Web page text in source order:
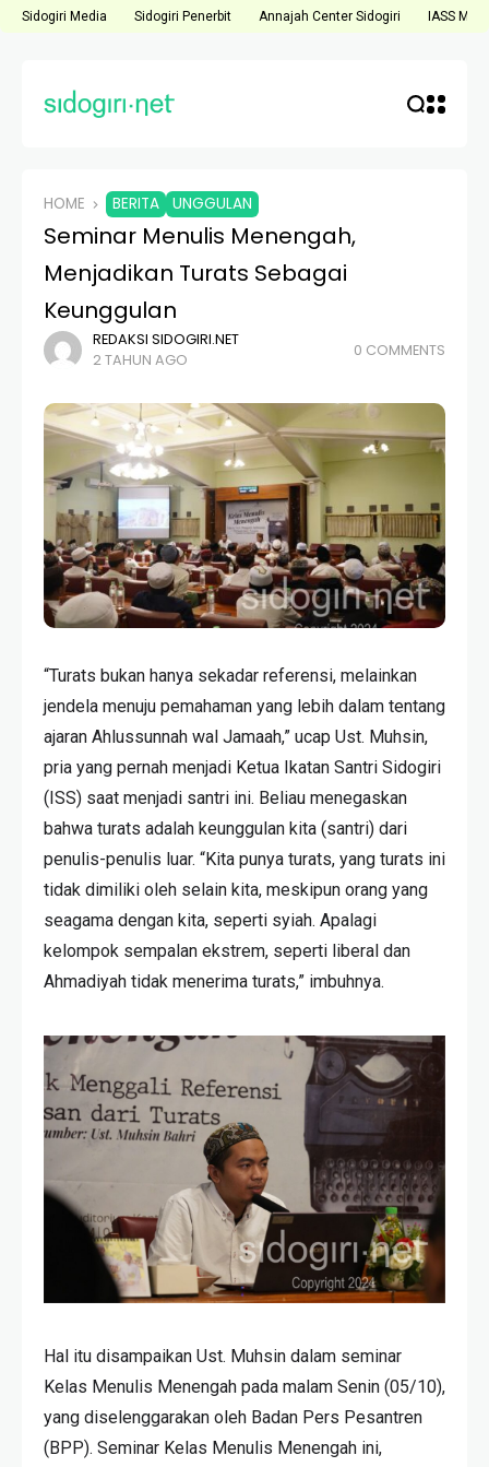
Sidogiri Media Sidogiri Penerbit Annajah Center Sidogiri IASS
HOME BERITA UNGGULAN
Seminar Menulis Menengah,
Menjadikan Turats Sebagai
Keunggulan
REDAKSI SIDOGIRI.NET
2 TAHUN AGO
0 COMMENTS
“Turats bukan hanya sekadar referensi, melainkan
jendela menuju pemahaman yang lebih dalam tentang
ajaran Ahlussunnah wal Jamaah,” ucap Ust. Muhsin,
pria yang pernah menjadi Ketua Ikatan Santri Sidogiri
(ISS) saat menjadi santri ini. Beliau menegaskan
bahwa turats adalah keunggulan kita (santri) dari
penulis-penulis luar. “Kita punya turats, yang turats ini
tidak dimiliki oleh selain kita, meskipun orang yang
seagama dengan kita, seperti syiah. Apalagi
kelompok sempalan ekstrem, seperti liberal dan
Ahmadiyah tidak menerima turats,” imbuhnya.
Hal itu disampaikan Ust. Muhsin dalam seminar
Kelas Menulis Menengah pada malam Senin (05/10),
yang diselenggarakan oleh Badan Pers Pesantren
(BPP). Seminar Kelas Menulis Menengah ini,